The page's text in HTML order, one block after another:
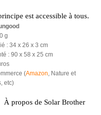
à tous.
g
: 34 x 26 x 3 cm
: 90 x 58 x 25 cm
(Amazon, Nature et
etc)
propos de Solar Brother